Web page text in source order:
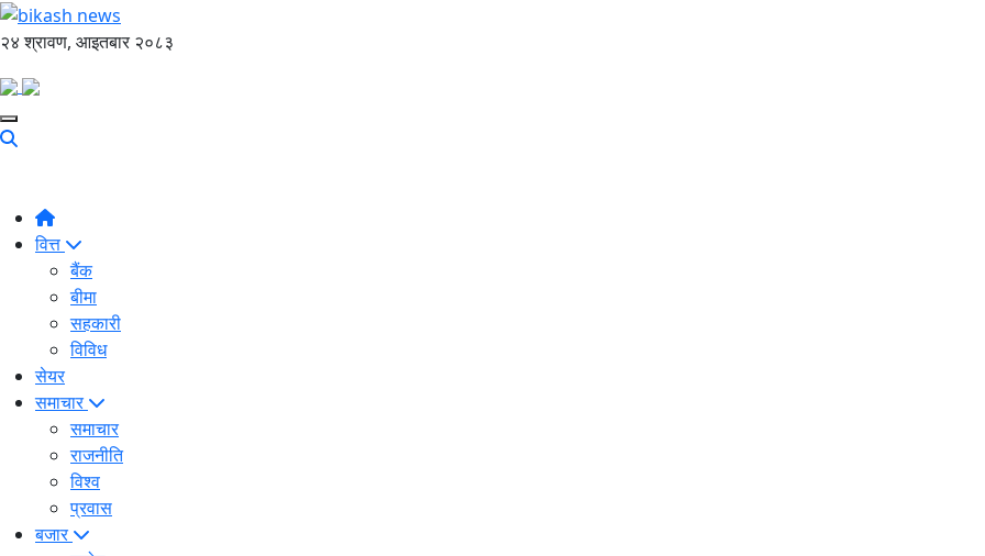
२४ श्रावण, आइतबार २०८३
वित्त
बैंक
बीमा
सहकारी
विविध
सेयर
समाचार
समाचार
राजनीति
विश्व
प्रवास
बजार